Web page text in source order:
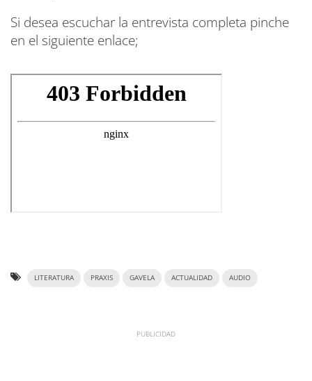
Si desea escuchar la entrevista completa pinche
en el siguiente enlace;
LITERATURA PRAXIS GAVELA ACTUALIDAD AUDIO